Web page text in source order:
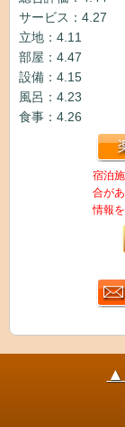
サービス：4.27
立地：4.11
部屋：4.47
設備：4.15
風呂：4.23
食事：4.26
宿泊
合が
情報
▲